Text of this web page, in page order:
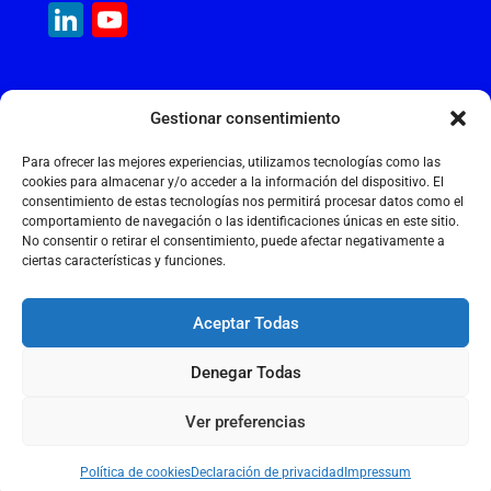
Gestionar consentimiento
Para ofrecer las mejores experiencias, utilizamos tecnologías como las
cookies para almacenar y/o acceder a la información del dispositivo. El
consentimiento de estas tecnologías nos permitirá procesar datos como el
comportamiento de navegación o las identificaciones únicas en este sitio.
No consentir o retirar el consentimiento, puede afectar negativamente a
ciertas características y funciones.
Aceptar Todas
Denegar Todas
Ver preferencias
Política de cookiesDeclaración de privacidad Impressum
c
e
b
o
k
ai
A
p
dI
n
a
m
LinkedIn
Calle Cantir, 12 – Nave 7
Polígono Industrial Magarola
08292 Esparreguera – Barcelona
+34 934 397 038
info@maquinariainternacional.com
Política de privacidad
2026 © MAQUINARIA INTERNACIONAL S.L.